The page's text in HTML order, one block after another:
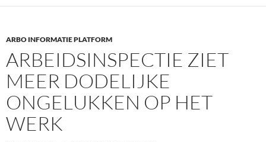
ARBO INFORMATIE PLATFORM
ARBEIDSINSPECTIE ZIET
MEER DODELIJKE
ONGELUKKEN OP HET
WERK